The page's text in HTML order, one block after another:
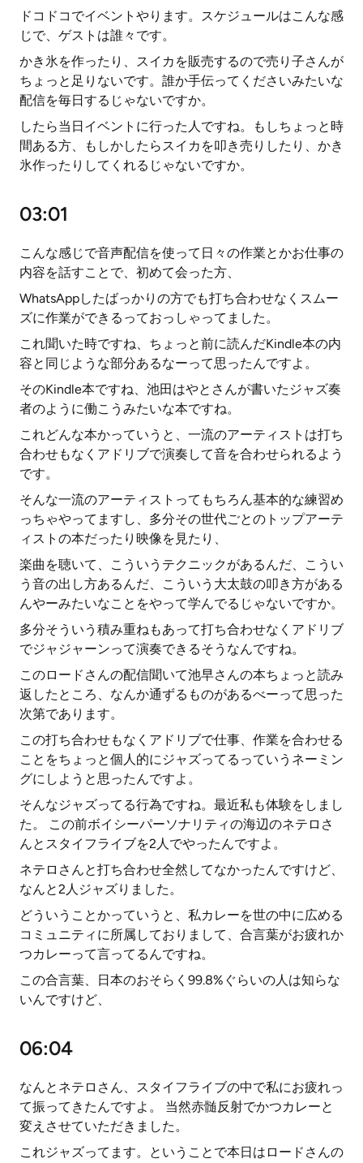
ドコドコでイベントやります。スケジュールはこんな感
じで、ゲストは誰々です。
かき氷を作ったり、スイカを販売するので売り子さんが
ちょっと足りないです。誰か手伝ってくださいみたいな
配信を毎日するじゃないですか。
したら当日イベントに行った人ですね。もしちょっと時
間ある方、もしかしたらスイカを叩き売りしたり、かき
氷作ったりしてくれるじゃないですか。
03:01
こんな感じで音声配信を使って日々の作業とかお仕事の
内容を話すことで、初めて会った方、
WhatsAppしたばっかりの方でも打ち合わせなくスムー
ズに作業ができるっておっしゃってました。
これ聞いた時ですね、ちょっと前に読んだKindle本の内
容と同じような部分あるなーって思ったんですよ。
そのKindle本ですね、池田はやとさんが書いたジャズ奏
者のように働こうみたいな本ですね。
これどんな本かっていうと、一流のアーティストは打ち
合わせもなくアドリブで演奏して音を合わせられるよう
です。
そんな一流のアーティストってもちろん基本的な練習め
っちゃやってますし、多分その世代ごとのトップアーテ
ィストの本だったり映像を見たり、
楽曲を聴いて、こういうテクニックがあるんだ、こうい
う音の出し方あるんだ、こういう大太鼓の叩き方がある
んやーみたいなことをやって学んでるじゃないですか。
多分そういう積み重ねもあって打ち合わせなくアドリブ
でジャジャーンって演奏できるそうなんですね。
このロードさんの配信聞いて池早さんの本ちょっと読み
返したところ、なんか通ずるものがあるべーって思った
次第であります。
この打ち合わせもなくアドリブで仕事、作業を合わせる
ことをちょっと個人的にジャズってるっていうネーミン
グにしようと思ったんですよ。
そんなジャズってる行為ですね。最近私も体験をしまし
た。 この前ボイシーパーソナリティの海辺のネテロさ
んとスタイフライブを2人でやったんですよ。
ネテロさんと打ち合わせ全然してなかったんですけど、
なんと2人ジャズりました。
どういうことかっていうと、私カレーを世の中に広める
コミュニティに所属しておりまして、合言葉がお疲れか
つカレーって言ってるんですね。
この合言葉、日本のおそらく99.8%ぐらいの人は知らな
いんですけど、
06:04
なんとネテロさん、スタイフライブの中で私にお疲れっ
て振ってきたんですよ。 当然赤髄反射でかつカレーと
変えさせていただきました。
これジャズってます。ということで本日はロードさんの